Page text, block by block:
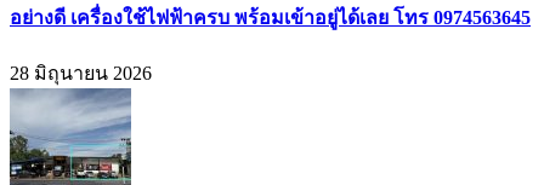
อย่างดี เครื่องใช้ไฟฟ้าครบ พร้อมเข้าอยู่ได้เลย โทร 0974563645
28 มิถุนายน 2026